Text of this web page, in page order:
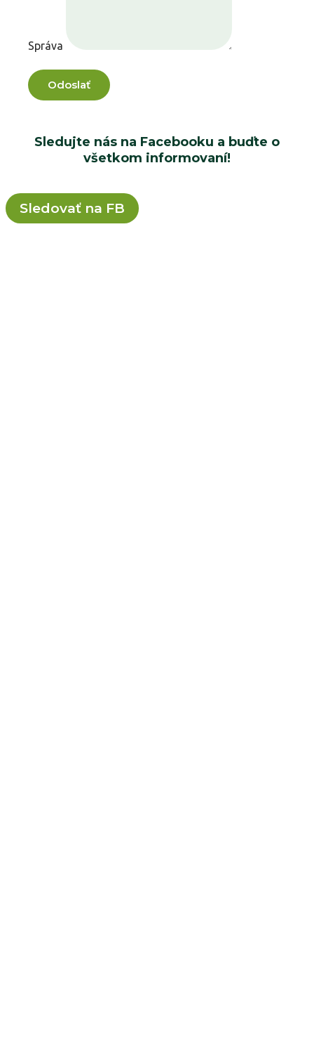
Správa
Odoslať
Sledujte nás na Facebooku a buďte o
všetkom informovaní!
Sledovať na FB